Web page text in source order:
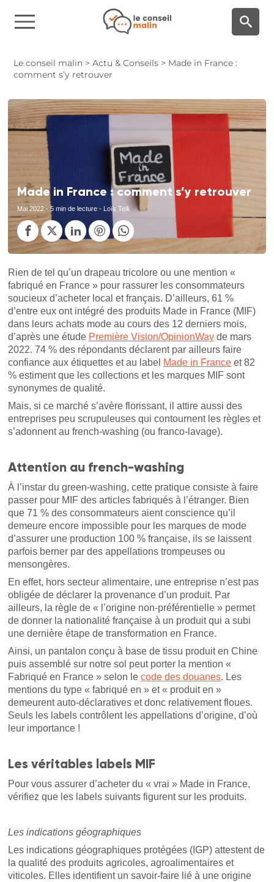
Le conseil malin >Actu & Conseils > Made in France :
comment s’y retrouver
Made in France : comment s’y retrouver
Mai 2022 - 5 min de lecture - Loïs Telli
Rien de tel qu’un drapeau tricolore ou une mention «
fabriqué en France » pour rassurer les consommateurs
soucieux d’acheter local et français. D’ailleurs, 61 %
d’entre eux ont intégré des produits Made in France (MIF)
dans leurs achats mode au cours des 12 derniers mois,
d’après une étude Première Vision/OpinionWay de mars
2022. 74 % des répondants déclarent par ailleurs faire
confiance aux étiquettes et au label Made in France et 82
% estiment que les collections et les marques MIF sont
synonymes de qualité.
Mais, si ce marché s’avère florissant, il attire aussi des
entreprises peu scrupuleuses qui contournent les règles et
s’adonnent au french-washing (ou franco-lavage).
Attention au french-washing
À l’instar du green-washing, cette pratique consiste à faire
passer pour MIF des articles fabriqués à l’étranger. Bien
que 71 % des consommateurs aient conscience qu’il
demeure encore impossible pour les marques de mode
d’assurer une production 100 % française, ils se laissent
parfois berner par des appellations trompeuses ou
mensongères.
En effet, hors secteur alimentaire, une entreprise n’est pas
obligée de déclarer la provenance d’un produit. Par
ailleurs, la règle de « l’origine non-préférentielle » permet
de donner la nationalité française à un produit qui a subi
une dernière étape de transformation en France.
Ainsi, un pantalon conçu à base de tissu produit en Chine
puis assemblé sur notre sol peut porter la mention «
Fabriqué en France » selon lecode des douanes. Les
mentions du type « fabriqué en » et « produit en »
demeurent auto-déclaratives et donc relativement floues.
Seuls les labels contrôlent les appellations d’origine, d’où
leur importance !
Les véritables labels MIF
Pour vous assurer d’acheter du « vrai » Made in France,
vérifiez que les labels suivants figurent sur les produits.
Les indications géographiques
Les indications géographiques protégées (IGP) attestent de
la qualité des produits agricoles, agroalimentaires et
viticoles. Elles identifient un savoir-faire lié à une origine